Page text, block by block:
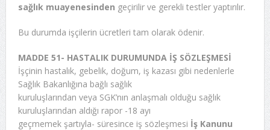
sağlık muayenesinden geçirilir ve gerekli testler yaptırılır.
Bu durumda işçilerin ücretleri tam olarak ödenir.
MADDE 51- HASTALIK DURUMUNDA İŞ SÖZLEŞMESİ
İşçinin hastalık, gebelik, doğum, iş kazası gibi nedenlerle
Sağlık Bakanlığına bağlı sağlık
kuruluşlarından veya SGK’nın anlaşmalı olduğu sağlık
kuruluşlarından aldığı rapor -18 ayı
geçmemek şartıyla- süresince iş sözleşmesi İş Kanunu